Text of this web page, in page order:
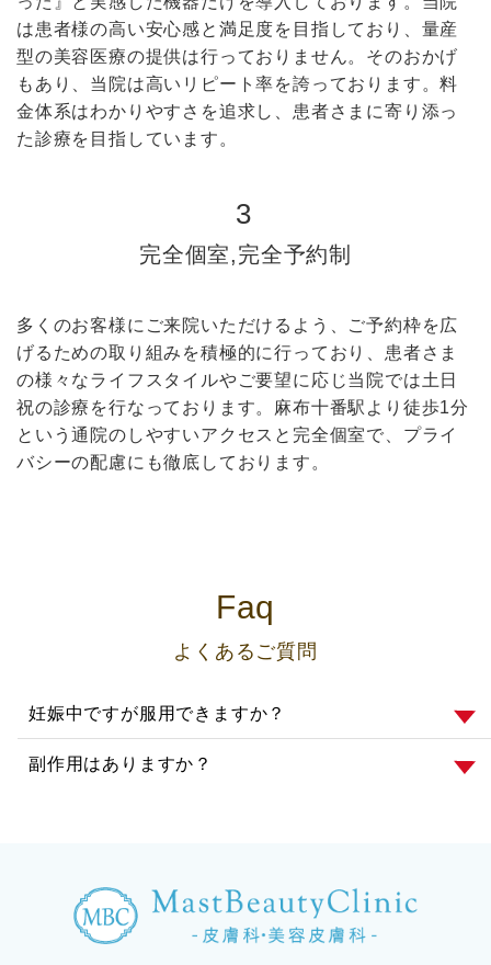
は患者様の高い安心感と満足度を目指しており、量産
型の美容医療の提供は行っておりません。そのおかげ
もあり、当院は高いリピート率を誇っております。料
金体系はわかりやすさを追求し、患者さまに寄り添っ
た診療を目指しています。
3
完全個室,完全予約制
多くのお客様にご来院いただけるよう、ご予約枠を広
げるための取り組みを積極的に行っており、患者さま
の様々なライフスタイルやご要望に応じ当院では土日
祝の診療を行なっております。麻布十番駅より徒歩1分
という通院のしやすいアクセスと完全個室で、プライ
バシーの配慮にも徹底しております。
Faq
よくあるご質問
妊娠中ですが服用できますか？
副作用はありますか？